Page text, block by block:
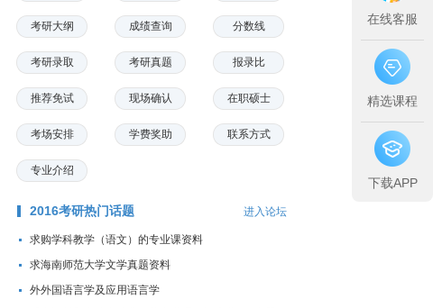
考研大纲 成绩查询 分数线
考研录取 考研真题 报录比
推荐免试 现场确认 在职硕士
考场安排 学费奖助 联系方式
专业介绍
2016考研热门话题 进入论坛
求购学科教学（语文）的专业课资料
求海南师范大学文学真题资料
外外国语言学及应用语言学
在线客服
精选课程
下载APP